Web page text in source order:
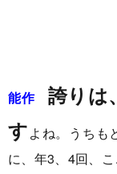
能作
誇りは
すよね。うちも
に、年3、4回、